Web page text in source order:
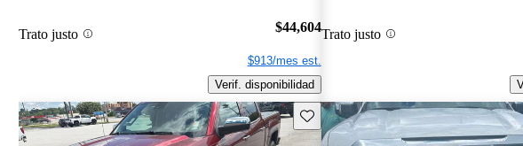
Trato justo $44,604
$913/mes est.
Verif. disponibilidad
Trato justo
Guarda este Aviso